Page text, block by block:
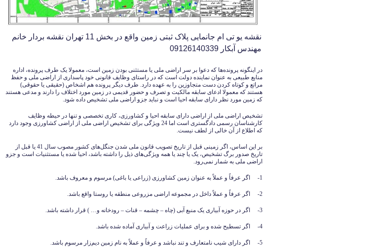
نقشه یو تی ام جانمایی پلاک ثبتی زمین واقع در بخش 11 تهران نقشه بردار خانم
مهندس آبکار 09126140339
در اینگونه پرونده‌ها که دعوا بر سر اراضی ملی یا مستثنی بودن زمین است، معمولا یک طرف پرونده، اداره
منابع طبیعی به عنوان نماینده دولت است که در راستای وظایف قانونی خود پاسداری از اراضی ملی و حفظ
مراتع و کوتاه کردن دست متجاوزین را به عهده دارد. طرف دیگر پرونده هم اشخاص (حقیقی یا حقوقی)
هستند که معمولا ادعای سابقه مالکیت و تصرف و حضور قدیمی در زمین مورد اختلاف را دارند و مدعی هستند
که زمین مورد نظر دارای سابقه احیا است و نباید جزو اراضی ملی تشخیص داده شود.
تشخیص اراضی ملی از اراضی دارای سابقه احیا و کشاورزی، کاری تخصصی و تنها در حیطه وظایف
کارشناسان رسمی دادگستری است اما 24 ویژگی برای تشخیص اراضی ملی از اراضی کشاورزی وجود دارد
که اطلاع از آن خالی از لطف نیست.
بر این اساس، اگر زمینی قبل از تاریخ تصویب قانون ملی شدن جنگل‌های کشور مصوب سال 41 یا قبل از
تاریخ صدور برگ تشخیص، یک یا چند یا همه ویژگی‌های ذیل را داشته باشد، احیا شده یا مستثنیات است و جزو
اراضی ملی به شمار نمی‌رود.
1- اگر عرفاً و عملاً به عنوان زمین کشاورزی (زراعی یا باغی) مرسوم و معروف باشد.
2- اگر عرفاً و عملاً داخل در مجموعه اراضی مزروعی منطقه یا روستا واقع باشد.
3- اگر در حوزه آبیاری یک منبع آبی (چاه – چشمه – قنات – رودخانه و… ) قرار داشته باشد.
4- اگر تسطیح شده و برای عملیات زراعت و آبیاری آماده شده باشد.
5- اگر دارای شیب نامتعارف و تند نباشد و عرفاً و عملاً به نام زمین دیم‌زار مرسوم باشد.